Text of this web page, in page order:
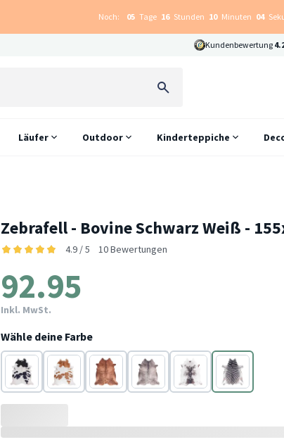
Noch: 05 Tage 16 Stunden 10 Minuten 03
Kundenbewertung
Läufer Outdoor Kinderteppiche
Zebrafell - Bovine Schwarz Weiß -
4.9 / 5 10 Bewertungen
92.95
Inkl. MwSt.
Wähle deine Farbe
Schwarz/weiß
Braun Braun Grau Braun Schwarz/weiß